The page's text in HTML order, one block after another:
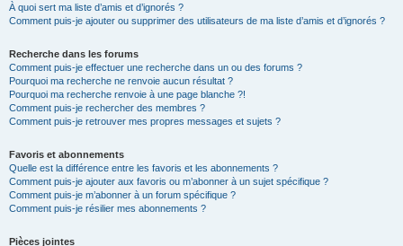
À quoi sert ma liste d’amis et d’ignorés ?
Comment puis-je ajouter ou supprimer des utilisateurs de ma liste d’amis et d’ignorés ?
Recherche dans les forums
Comment puis-je effectuer une recherche dans un ou des forums ?
Pourquoi ma recherche ne renvoie aucun résultat ?
Pourquoi ma recherche renvoie à une page blanche ?!
Comment puis-je rechercher des membres ?
Comment puis-je retrouver mes propres messages et sujets ?
Favoris et abonnements
Quelle est la différence entre les favoris et les abonnements ?
Comment puis-je ajouter aux favoris ou m’abonner à un sujet spécifique ?
Comment puis-je m’abonner à un forum spécifique ?
Comment puis-je résilier mes abonnements ?
Pièces jointes